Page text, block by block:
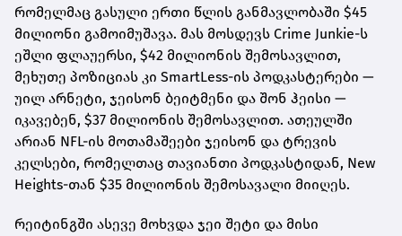
რომელმაც გასული ერთი წლის განმავლობაში $45
მილიონი გამოიმუშავა. მას მოსდევს Crime Junkie-ს
ეშლი ფლაუერსი, $42 მილიონის შემოსავლით,
მეხუთე პოზიციას კი SmartLess-ის პოდკასტერები —
უილ არნეტი, ჯეისონ ბეიტმენი და შონ ჰეისი —
იკავებენ, $37 მილიონის შემოსავლით. ათეულში
არიან NFL-ის მოთამაშეები ჯეისონ და ტრევის
კელსები, რომელთაც თავიანთი პოდკასტიდან, New
Heights-თან $35 მილიონის შემოსავალი მიიღეს.
რეიტინგში ასევე მოხვდა ჯეი შეტი და მისი